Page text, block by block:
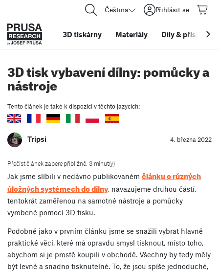
Čeština Přihlásit se
3D tiskárny Materiály Díly&
3D tisk vybavení dílny: pomůcky a
nástroje
Tento článek je také k dispozici v těchto jazycích:
Tripsi 4. března 2022
Přečíst článek zabere přibližně: 3 minut(y)
Jak jsme slíbili v nedávno publikovaném článku o různých
úložných systémech do dílny, navazujeme druhou částí,
tentokrát zaměřenou na samotné nástroje a pomůcky
vyrobené pomocí 3D tisku.
Podobně jako v prvním článku jsme se snažili vybrat hlavně
praktické věci, které má opravdu smysl tisknout, místo toho,
abychom si je prostě koupili v obchodě. Všechny by tedy měly
být levné a snadno tisknutelné. To, že jsou spíše jednoduché,